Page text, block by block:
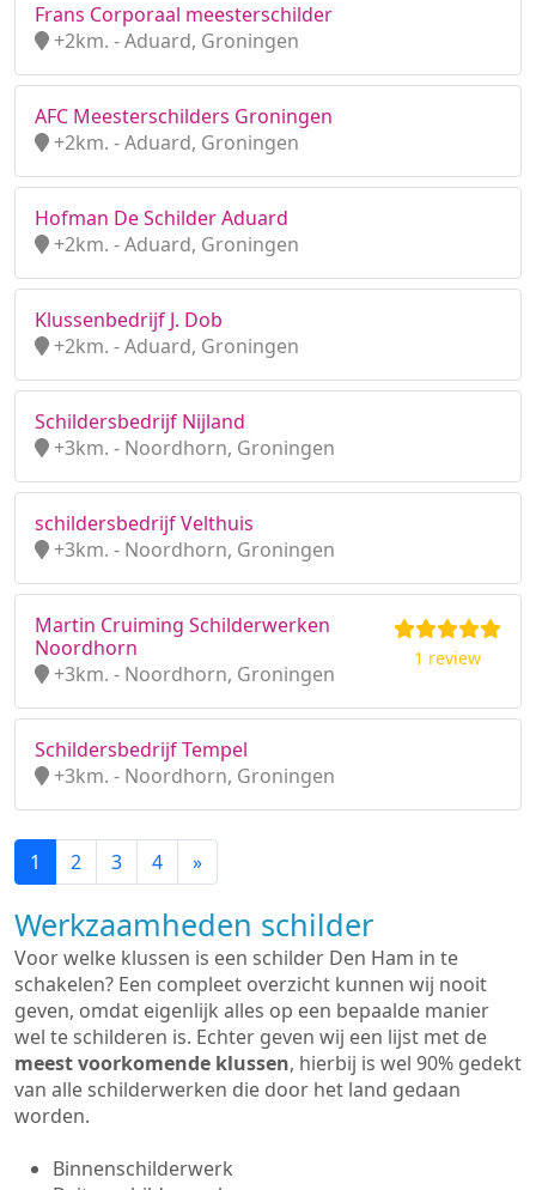
Frans Corporaal meesterschilder
+2km. - Aduard, Groningen
AFC Meesterschilders Groningen
+2km. - Aduard, Groningen
Hofman De Schilder Aduard
+2km. - Aduard, Groningen
Klussenbedrijf J. Dob
+2km. - Aduard, Groningen
Schildersbedrijf Nijland
+3km. - Noordhorn, Groningen
schildersbedrijf Velthuis
+3km. - Noordhorn, Groningen
Martin Cruiming Schilderwerken
Noordhorn
+3km. - Noordhorn, Groningen
1 review
Schildersbedrijf Tempel
+3km. - Noordhorn, Groningen
1 2 3 4 »
Werkzaamheden schilder
Voor welke klussen is een schilder Den Ham in te
schakelen? Een compleet overzicht kunnen wij nooit
geven, omdat eigenlijk alles op een bepaalde manier
wel te schilderen is. Echter geven wij een lijst met de
meest voorkomende klussen, hierbij is wel 90% gedekt
van alle schilderwerken die door het land gedaan
worden.
Binnenschilderwerk